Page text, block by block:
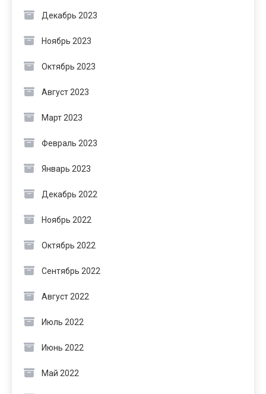
Декабрь 2023
Ноябрь 2023
Октябрь 2023
Август 2023
Март 2023
Февраль 2023
Январь 2023
Декабрь 2022
Ноябрь 2022
Октябрь 2022
Сентябрь 2022
Август 2022
Июль 2022
Июнь 2022
Май 2022